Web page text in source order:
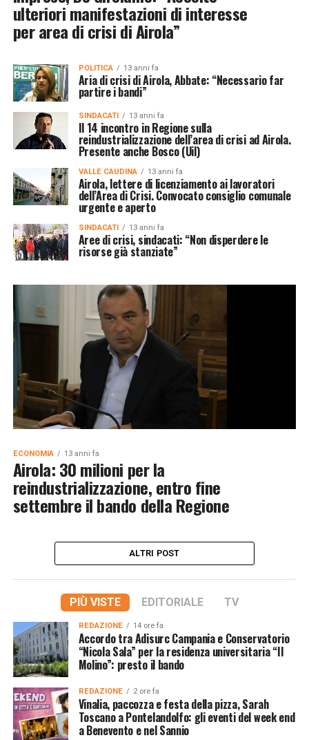
ulteriori manifestazioni di interesse
per area di crisi di Airola”
POLITICA 13 anni fa
Aria di crisi di Airola, Abbate: “Necessario far
partire i bandi”
SINDACATI 13 anni fa
Il 14 incontro in Regione sulla
reindustrializzazione dell’area di crisi ad Airola.
Presente anche Bosco (Uil)
VALLE CAUDINA 13 anni fa
Airola, lettere di licenziamento ai lavoratori
dell’Area di Crisi. Convocato consiglio comunale
urgente e aperto
SINDACATI 13 anni fa
Aree di crisi, sindacati: “Non disperdere le
risorse già stanziate”
ECONOMIA 13 anni fa
Airola: 30 milioni per la
reindustrializzazione, entro fine
settembre il bando della Regione
ALTRI POST
PIÙ VISTE EDITORIALE TV
REDAZIONE 14 ore fa
Accordo tra Adisurc Campania e Conservatorio
“Nicola Sala” per la residenza universitaria “Il
Molino”: presto il bando
REDAZIONE 2 ore fa
Vinalia, paccozza e festa della pizza, Sarah
Toscano a Pontelandolfo: gli eventi del week end
a Benevento e nel Sannio